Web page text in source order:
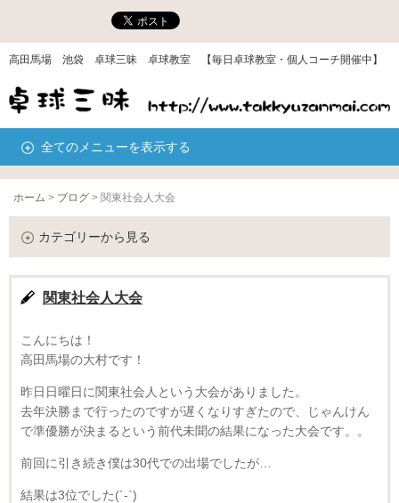
高田馬場 池袋 卓球三昧 卓球教室 【毎日卓球教室・個人コーチ開催中】
全てのメニューを表示する
ホーム > ブログ > 関東社会人大会
カテゴリーから見る
関東社会人大会
こんにちは！
高田馬場の大村です！
昨日日曜日に関東社会人という大会がありました。
去年決勝まで行ったのですが遅くなりすぎたので、じゃんけん
で準優勝が決まるという前代未聞の結果になった大会です。。
前回に引き続き僕は30代での出場でしたが…
結果は3位でした(´-`)